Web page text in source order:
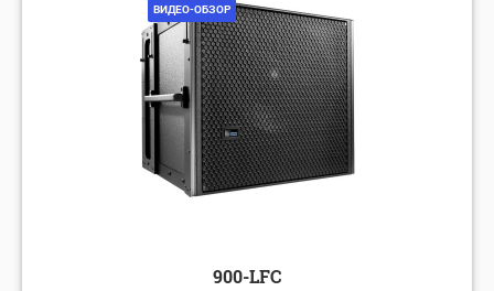
ВИДЕО-ОБЗОР
900-LFC